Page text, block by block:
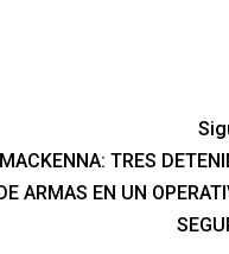
TRES
ARMAS EN UN